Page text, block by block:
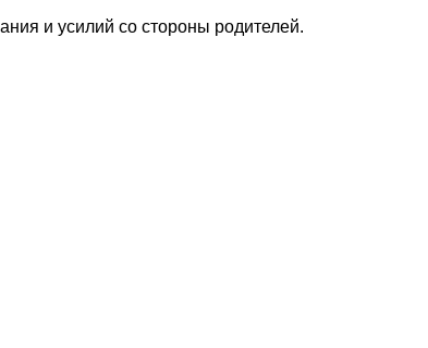
и усилий со стороны родителей.